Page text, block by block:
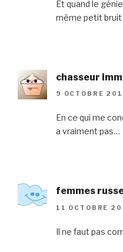
Et quand le
même petit bruit
chasseur
9 OCTOBRE
En ce qui me
a vraiment pas…
femmes
11 OCTOBRE
Il ne faut pas